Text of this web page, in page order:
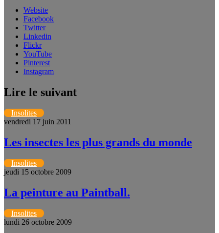
Website
Facebook
Twitter
Linkedin
Flickr
YouTube
Pinterest
Instagram
Lire le suivant
Insolites
vendredi 17 juin 2011
Les insectes les plus grands du monde
Insolites
jeudi 15 octobre 2009
La peinture au Paintball.
Insolites
lundi 26 octobre 2009